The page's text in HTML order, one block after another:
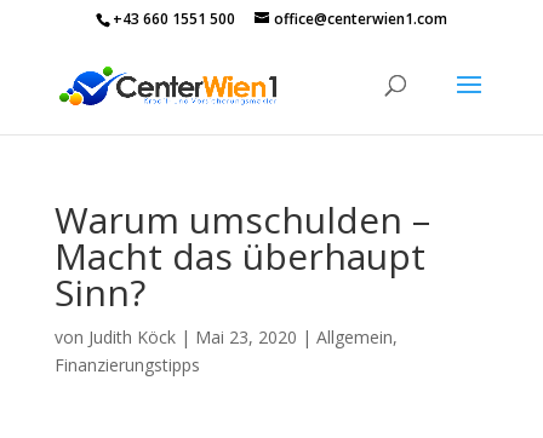
+43 660 1551 500 office@centerwien1.com
Warum umschulden –
Macht das überhaupt
Sinn?
von Judith Köck| Mai 23, 2020 | Allgemein,
Finanzierungstipps